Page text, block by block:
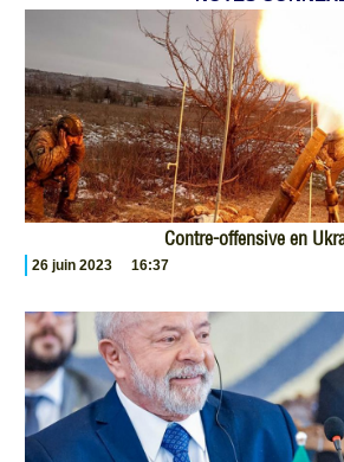
Contre-offensive en
26 juin 2023 16:37